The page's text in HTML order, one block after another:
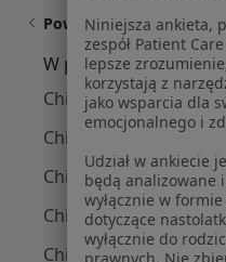
Powiązane
W pobliżu Jelcza-
Chirurdzy w
Chirurdzy w Oleśnicy
Chirurdzy w Oławie
Chirurdzy w Strzelinie
Chirurdzy w Trzebnicy
Niniejsza ankieta,
zespół Patient
lepsze
korzystają z
jako wsparcia dla
emocjonalnego i
Udział w ankiecie
będą analizowane
wyłącznie w
dotyczące
wyłącznie do